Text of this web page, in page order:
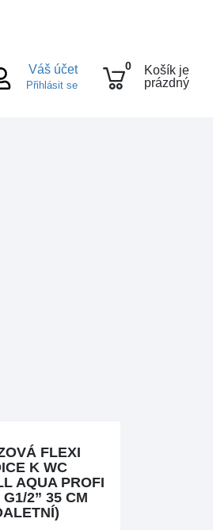
Váš účet
Přihlásit se
0
Košík je
prázdný
FLEXI
K WC
AQUA PROFI
G1/2” 35 CM